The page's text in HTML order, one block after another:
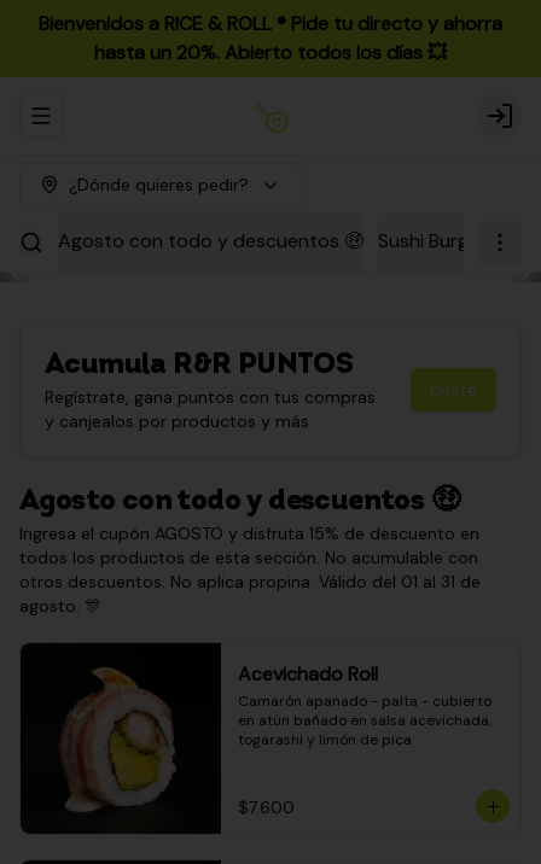
Bienvenidos a RICE & ROLL ®️ Pide tu directo y ahorra
hasta un 20%. Abierto todos los días 💥
Abrir menu de navegación Login
¿Dónde quieres pedir?
Agosto con todo y descuentos 🤑 Sushi Burgers
Acumula R&R PUNTOS
Regístrate, gana puntos con tus compras
y canjealos por productos y más
Únete
Agosto con todo y descuentos 🤑
Ingresa el cupón AGOSTO y disfruta 15% de descuento en
todos los productos de esta sección. No acumulable con
otros descuentos. No aplica propina. Válido del 01 al 31 de
agosto. 🎊
Acevichado Roll
Camarón apanado - palta - cubierto
en atún bañado en salsa acevichada,
togarashi y limón de pica
$7.600